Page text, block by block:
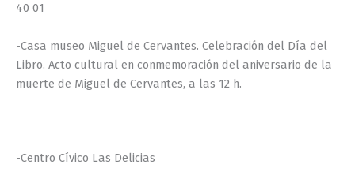
40 01
-Casa museo Miguel de Cervantes. Celebración del Día del
Libro. Acto cultural en conmemoración del aniversario de la
muerte de Miguel de Cervantes, a las 12 h.
-Centro Cívico Las Delicias